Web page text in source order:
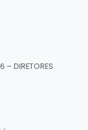
– DIRETORES